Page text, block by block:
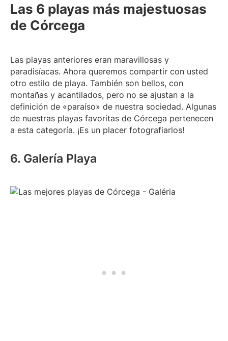
Las 6 playas más majestuosas
de Córcega
Las playas anteriores eran maravillosas y
paradisíacas. Ahora queremos compartir con usted
otro estilo de playa. También son bellos, con
montañas y acantilados, pero no se ajustan a la
definición de «paraíso» de nuestra sociedad. Algunas
de nuestras playas favoritas de Córcega pertenecen
a esta categoría. ¡Es un placer fotografiarlos!
6. Galería Playa